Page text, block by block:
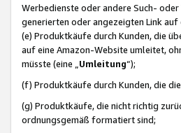
Werbedienste oder andere Such-
generierten oder angezeigten Link
(e) Produktkäufe durch Kunden, die
auf eine Amazon-Website umleitet,
müsste (eine „ Umleitung“);
(f) Produktkäufe durch Kunden, die
(g) Produktkäufe, die nicht richtig
ordnungsgemäß formatiert sind;